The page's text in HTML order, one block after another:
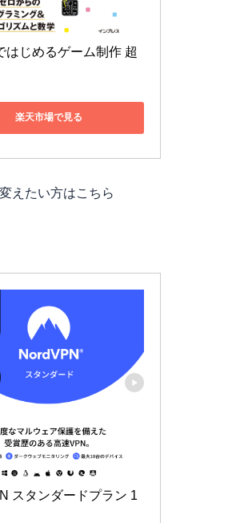
はじめるゲーム制作 超
楽天市場で見る
えたい方はこちら
スタンダードプラン 1